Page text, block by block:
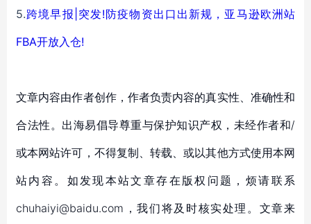
5.跨境早报|突发!防疫物资出口出新规，亚马逊欧洲站
FBA开放入仓!
文章内容由作者创作，作者负责内容的真实性、准确性和
合法性。出海易倡导尊重与保护知识产权，未经作者和/
或本网站许可，不得复制、转载、或以其他方式使用本网
站内容。如发现本站文章存在版权问题，烦请联系
chuhaiyi@baidu.com，我们将及时核实处理。文章来